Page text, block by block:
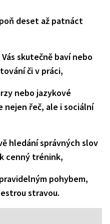
deset až patnáct
skutečně baví nebo
či v práci,
nebo jazykové
nejen řeč, ale i sociální
hledání správných slov
cenný trénink,
pohybem,
stravou.